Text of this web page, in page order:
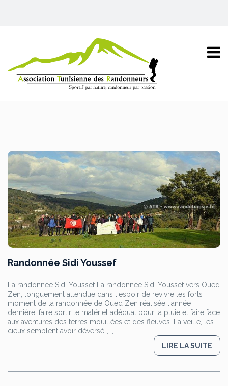
Randonnée Sidi Youssef
La randonnée Sidi Youssef La randonnée Sidi Youssef vers Oued
Zen, longuement attendue dans l'espoir de revivre les forts
moment de la randonnée de Oued Zen réalisée l'année
dernière: faire sortir le matériel adéquat pour la pluie et faire face
aux aventures des terres mouillées et des fleuves. La veille, les
cieux semblent avoir déversé [...]
LIRE LA SUITE